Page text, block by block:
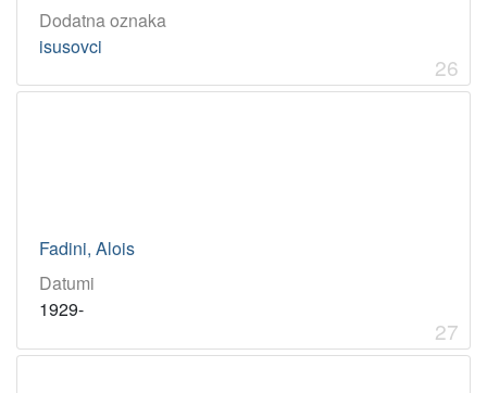
Dodatna oznaka
isusovci
26
Fadini, Alois
Datumi
1929-
27